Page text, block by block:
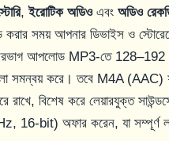
,ইরোটিক অডিওএবং অডিও
সময় আপনার ডিভাইস ও
আপলোড MP3-তে 128–192
সমন্বয় করে। তবে M4A
বিশেষ করে লেয়ারযুক্ত
16-bit) অফার করেন, যা সম্পূর্ণ